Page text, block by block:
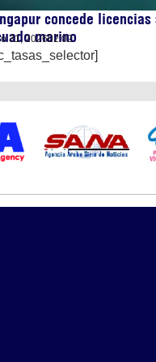
concede
marino
31, 202602:02